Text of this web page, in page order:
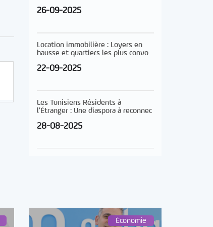
26-09-2025
Location immobilière : Loyers en
hausse et quartiers les plus convo
22-09-2025
Les Tunisiens Résidents à
l’Étranger : Une diaspora à reconnec
28-08-2025
Économie